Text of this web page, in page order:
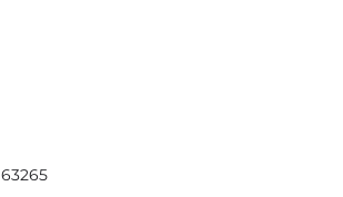
63265